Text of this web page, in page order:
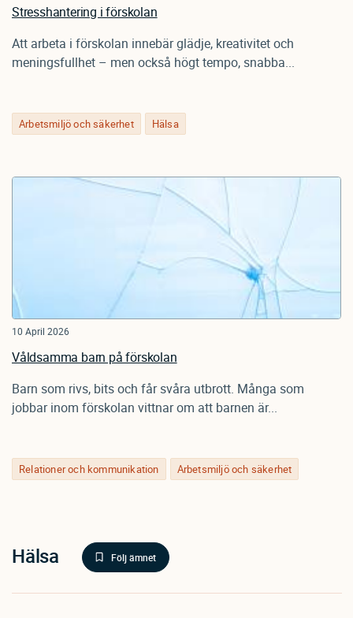
Arbetsmiljö och säkerhet Hälsa
Stresshantering i förskolan
Att arbeta i förskolan innebär glädje, kreativitet och
meningsfullhet – men också högt tempo, snabba...
Relationer och kommunikation Arbetsmiljö och säkerhet
10 April 2026
Våldsamma barn på förskolan
Barn som rivs, bits och får svåra utbrott. Många som
jobbar inom förskolan vittnar om att barnen är...
Hälsa Följ ämnet